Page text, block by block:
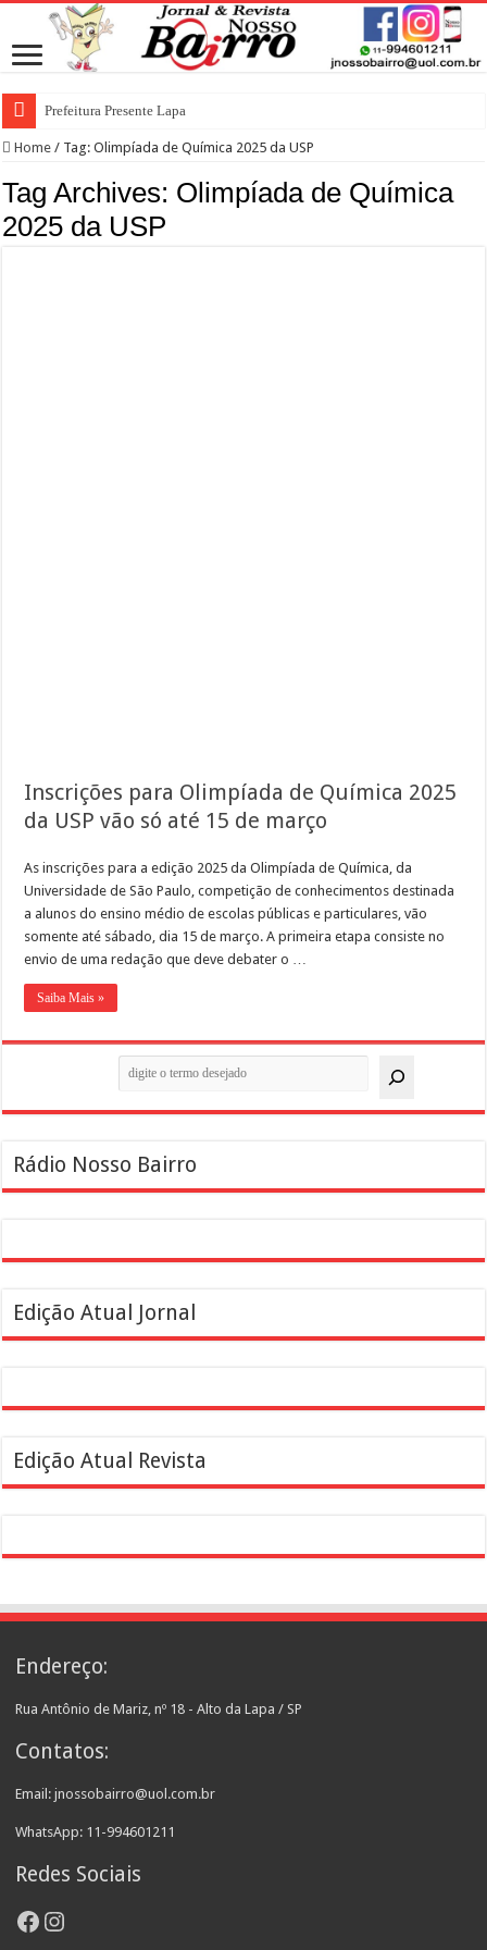
Prefeitura Presente Lapa
Home / Tag:Olimpíada de Química 2025 da USP
Tag Archives: Olimpíada de Química
2025 da USP
Inscrições para Olimpíada de Química 2025
da USP vão só até 15 de março
As inscrições para a edição 2025 da Olimpíada de Química, da
Universidade de São Paulo, competição de conhecimentos destinada
a alunos do ensino médio de escolas públicas e particulares, vão
somente até sábado, dia 15 de março. A primeira etapa consiste no
envio de uma redação que deve debater o …
Saiba Mais »
Rádio Nosso Bairro
Edição Atual Jornal
Edição Atual Revista
Endereço:
Rua Antônio de Mariz, nº 18 - Alto da Lapa / SP
Contatos:
Email: jnossobairro@uol.com.br
WhatsApp: 11-994601211
Redes Sociais
Facebook
Instagram